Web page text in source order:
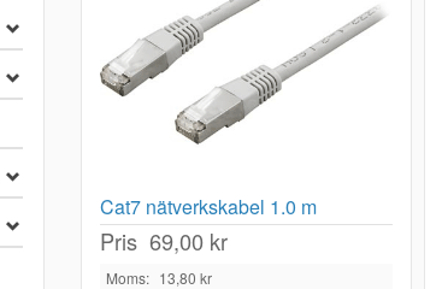
Cat7 nätverkskabel 1.0 m
Pris 69,00 kr
Moms: 13,80 kr